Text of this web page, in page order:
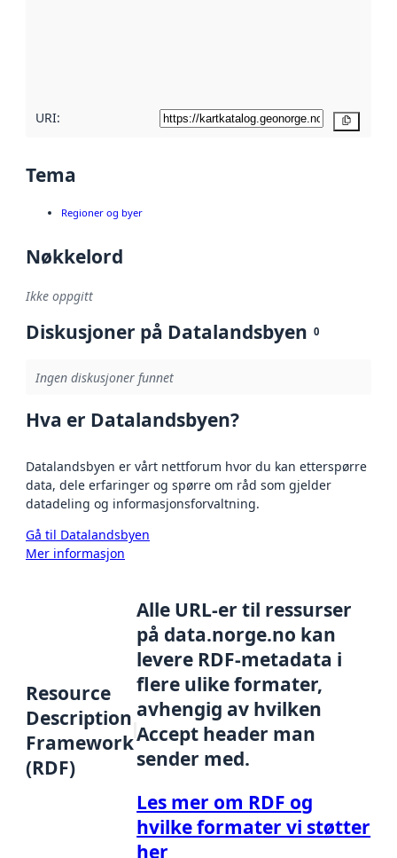
URI:
Tema
Regioner og byer
Nøkkelord
Ikke oppgitt
Diskusjoner på Datalandsbyen 0
Ingen diskusjoner funnet
Hva er Datalandsbyen?
Datalandsbyen er vårt nettforum hvor du kan etterspørre
data, dele erfaringer og spørre om råd som gjelder
datadeling og informasjonsforvaltning.
Gå til Datalandsbyen
Mer informasjon
Resource
Description
Framework
(RDF)
Alle URL-er til ressurser
på data.norge.no kan
levere RDF-metadata i
flere ulike formater,
avhengig av hvilken
Accept header man
sender med.
Les mer om RDF og
hvilke formater vi støtter
her